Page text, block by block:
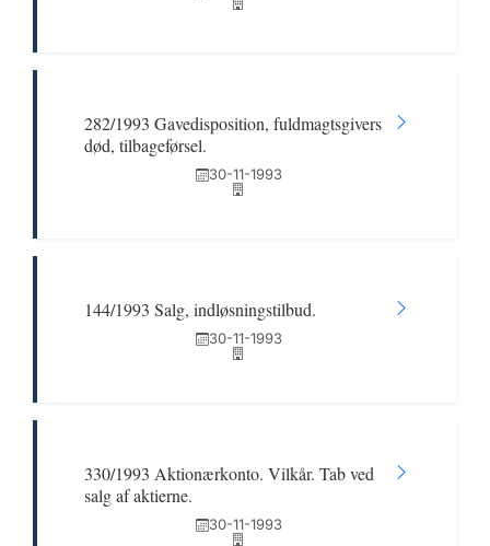
282/1993 Gavedisposition, fuldmagtsgivers
død, tilbageførsel.
30-11-1993
144/1993 Salg, indløsningstilbud.
30-11-1993
330/1993 Aktionærkonto. Vilkår. Tab ved
salg af aktierne.
30-11-1993